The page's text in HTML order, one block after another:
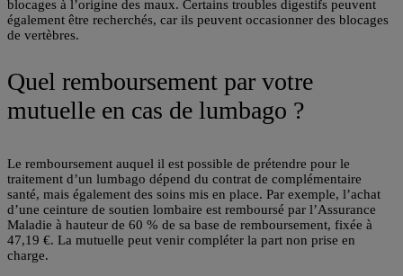
blocages à l’origine des maux. Certains troubles digestifs peuvent
également être recherchés, car ils peuvent occasionner des blocages
de vertèbres.
Quel remboursement par votre
mutuelle en cas de lumbago ?
Le remboursement auquel il est possible de prétendre pour le
traitement d’un lumbago dépend du contrat de complémentaire
santé, mais également des soins mis en place. Par exemple, l’achat
d’une ceinture de soutien lombaire est remboursé par l’Assurance
Maladie à hauteur de 60 % de sa base de remboursement, fixée à
47,19 €. La mutuelle peut venir compléter la part non prise en
charge.